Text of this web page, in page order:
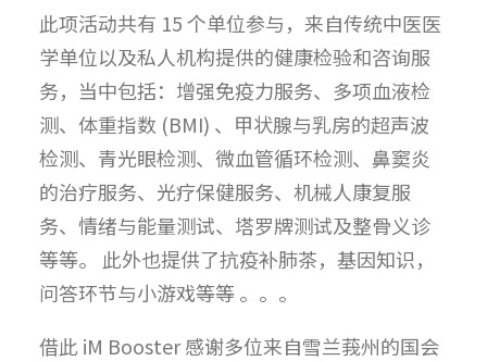
此项活动共有 15 个单位参与，来自传统中医医
学单位以及私人机构提供的健康检验和咨询服
务，当中包括：增强免疫力服务、多项血液检
测、体重指数 (BMI) 、甲状腺与乳房的超声波
检测、青光眼检测、微血管循环检测、鼻窦炎
的治疗服务、光疗保健服务、机械人康复服
务、情绪与能量测试、塔罗牌测试及整骨义诊
等等。 此外也提供了抗疫补肺茶，基因知识，
问答环节与小游戏等等 。。。
借此 iM Booster 感谢多位来自雪兰莪州的国会